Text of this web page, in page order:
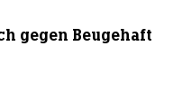
gegen Beugehaft